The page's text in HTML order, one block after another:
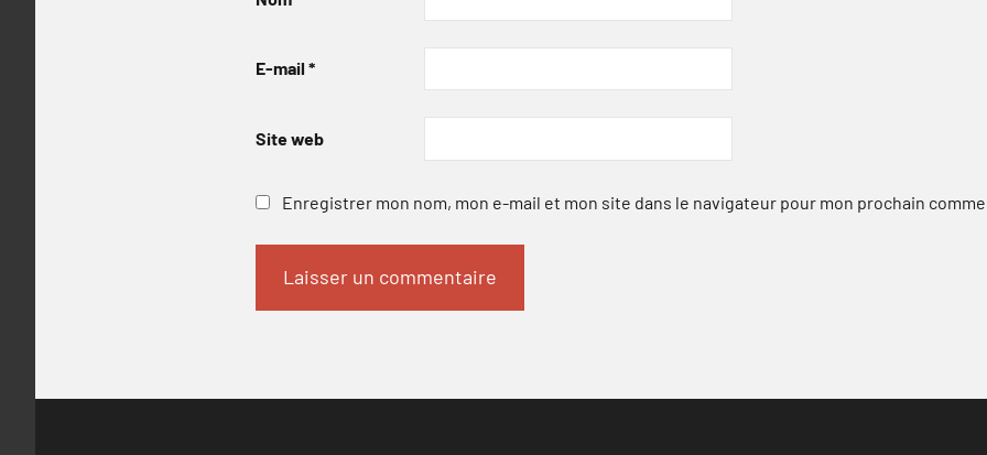
E-mail *
Site web
Enregistrer mon nom, mon e-mail et mon site dans le navigateur pour mon prochain